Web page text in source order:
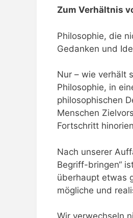
Zum Verhältnis
Philosophie, die
Gedanken und
Nur – wie verhält
Philosophie, in
philosophischen
Menschen
Fortschritt
Nach unserer
Begriff-bringen“
überhaupt etwas
mögliche und
Wir verwechseln